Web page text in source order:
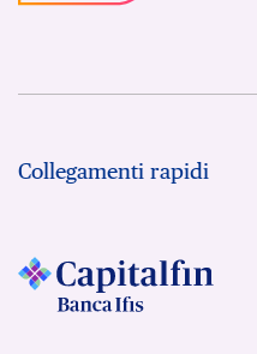
Collegamenti rapidi